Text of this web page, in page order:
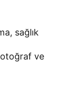
sağlık
ve